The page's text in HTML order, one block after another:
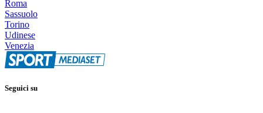
Roma
Sassuolo
Torino
Udinese
Venezia
Seguici su